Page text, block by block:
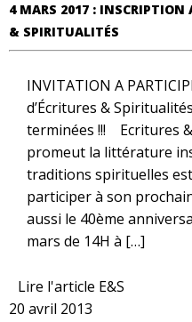
4 MARS 2017 : INSCRIPTION
& SPIRITUALITÉS
INVITATION A
d’Écritures &
terminées !!! Ecritures
promeut la littérature
traditions spirituelles
participer à son
aussi le 40ème
mars de 14H à […]
Lire l'article E&S
20 avril 2013